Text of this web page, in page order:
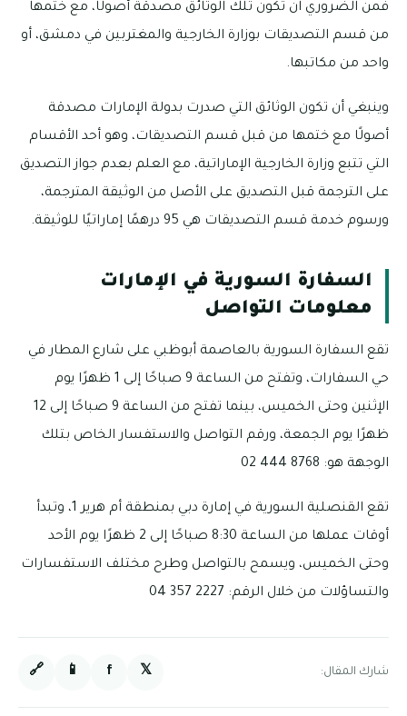
فمن الضروري ان تكون تلك الوثائق مصدقة أصولًا، مع ختمها
من قسم التصديقات بوزارة الخارجية والمغتربين في دمشق، أو
واحد من مكاتبها.
وينبغي أن تكون الوثائق التي صدرت بدولة الإمارات مصدقة
أصولًا مع ختمها من قبل قسم التصديقات، وهو أحد الأقسام
التي تتبع وزارة الخارجية الإماراتية، مع العلم بعدم جواز التصديق
على الترجمة قبل التصديق على الأصل من الوثيقة المترجمة،
ورسوم خدمة قسم التصديقات هي 95 درهمًا إماراتيًا للوثيقة.
السفارة السورية في الإمارات
معلومات التواصل
تقع السفارة السورية بالعاصمة أبوظبي على شارع المطار في
حي السفارات، وتفتح من الساعة 9 صباحًا إلى 1 ظهرًا يوم
الإثنين وحتى الخميس، بينما تفتح من الساعة 9 صباحًا إلى 12
ظهرًا يوم الجمعة، ورقم التواصل والاستفسار الخاص بتلك
الوجهة هو: 8768 444 02
تقع القنصلية السورية في إمارة دبي بمنطقة أم هرير 1، وتبدأ
أوقات عملها من الساعة 8:30 صباحًا إلى 2 ظهرًا يوم الأحد
وحتى الخميس، ويسمح بالتواصل وطرح مختلف الاستفسارات
والتساؤلات من خلال الرقم: 2227 357 04
شارك المقال: 𝕏
f
📱
🔗